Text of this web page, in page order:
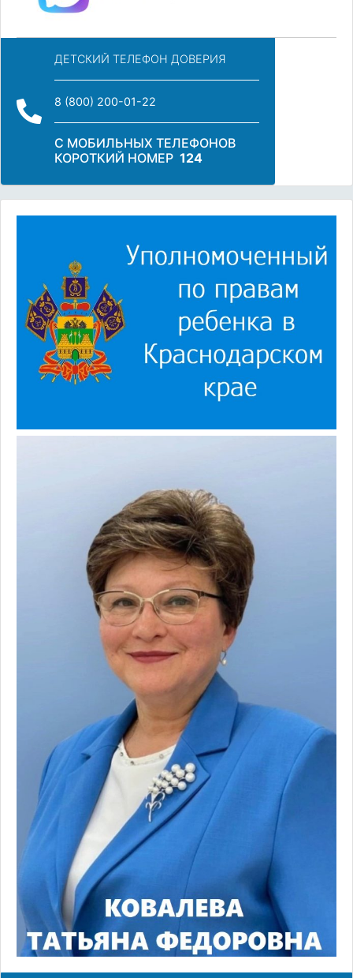
ДЕТСКИЙ ТЕЛЕФОН ДОВЕРИЯ
8 (800) 200-01-22
С МОБИЛЬНЫХ ТЕЛЕФОНОВ
КОРОТКИЙ НОМЕР 124